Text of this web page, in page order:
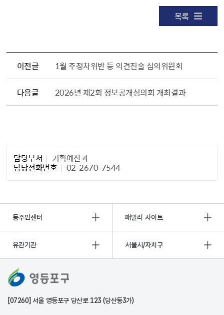
목록
이전글 1월 주정차위반 등 의견진술 심의위원회
다음글 2026년 제2회 정보공개심의회 개최결과
담당부서 기획예산과
담당전화번호 02-2670-7544
동주민센터 패밀리 사이트
유관기관 서울시/자치구
[07260] 서울 영등포구 당산로 123 (당산동3가)